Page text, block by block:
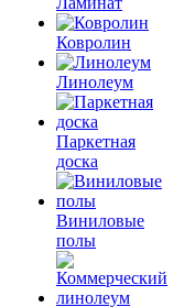
Ковролин
Линолеум
Паркетная
доска
Виниловые
полы